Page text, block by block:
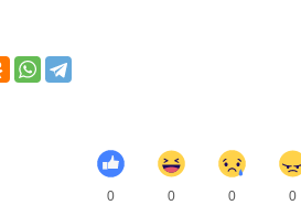
0 0 0 0